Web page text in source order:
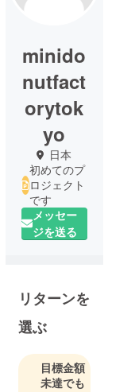
minido
nutfact
orytok
yo
日本
初めてのプ
ロジェクト
です
メッセー
ジを送る
リターンを
選ぶ
目標金額
未達でも